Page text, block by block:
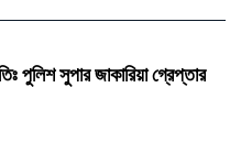
পুলিশ সুপার জাকারিয়া গ্রেপ্তার